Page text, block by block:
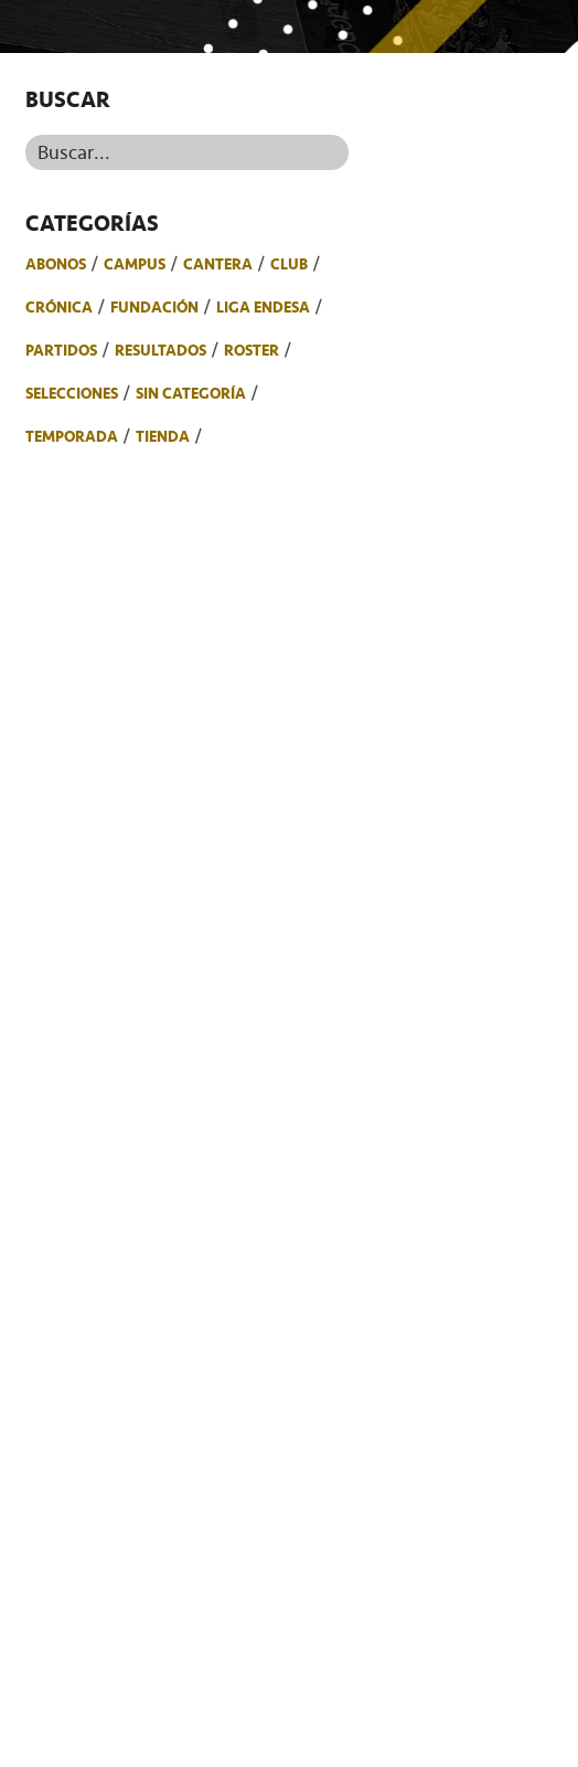
BUSCAR
Buscar...
CATEGORÍAS
ABONOS CAMPUS CANTERA
CLUB
CRÓNICA
FUNDACIÓN
LIGA ENDESA
PARTIDOS
RESULTADOS
ROSTER
SELECCIONES
SIN CATEGORÍA
TEMPORADA
TIENDA